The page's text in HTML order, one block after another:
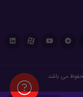
می باشد.